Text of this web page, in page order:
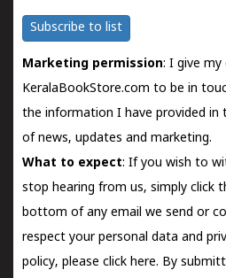
Subscribe to list
Marketing permission: I give
KeralaBookStore.com to be in
the information I have provided in
of news, updates and marketing.
What to expect: If you wish to
stop hearing from us, simply click
bottom of any email we send or
respect your personal data and
policy, please click here. By